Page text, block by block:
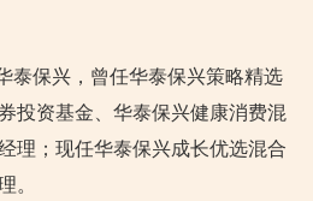
泰保兴，曾任华泰保兴策略精选
投资基金、华泰保兴健康消费混
理；现任华泰保兴成长优选混合
。